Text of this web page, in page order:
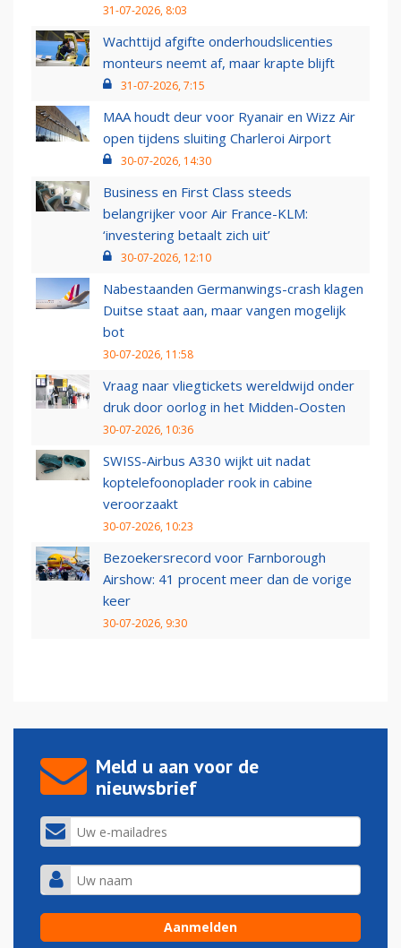
31-07-2026, 8:03
Wachttijd afgifte onderhoudslicenties
monteurs neemt af, maar krapte blijft
31-07-2026, 7:15
MAA houdt deur voor Ryanair en Wizz Air
open tijdens sluiting Charleroi Airport
30-07-2026, 14:30
Business en First Class steeds
belangrijker voor Air France-KLM:
‘investering betaalt zich uit’
30-07-2026, 12:10
Nabestaanden Germanwings-crash klagen
Duitse staat aan, maar vangen mogelijk
bot
30-07-2026, 11:58
Vraag naar vliegtickets wereldwijd onder
druk door oorlog in het Midden-Oosten
30-07-2026, 10:36
SWISS-Airbus A330 wijkt uit nadat
koptelefoonoplader rook in cabine
veroorzaakt
30-07-2026, 10:23
Bezoekersrecord voor Farnborough
Airshow: 41 procent meer dan de vorige
keer
30-07-2026, 9:30
Meld u aan voor de
nieuwsbrief